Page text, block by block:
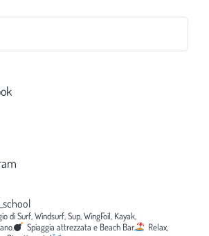
di Surf, Windsurf, Sup, WingFoil, Kayak,
Spiaggia attrezzata e Beach Bar.
Relax,